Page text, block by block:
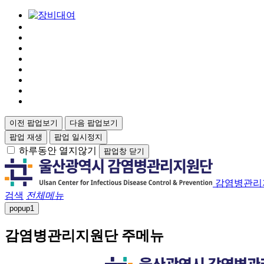
이전 팝업보기
다음 팝업보기
팝업 재생
팝업 일시정지
하루동안 열지않기 팝업창 닫기
감염병관
검색 전체메뉴
popup1
감염병관리지원단 주메뉴